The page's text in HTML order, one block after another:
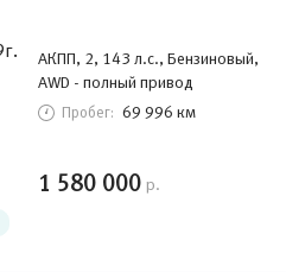
АКПП, 2, 143 л.с., Бензиновый,
AWD - полный привод
Пробег: 69 996 км
1 580 000 р.